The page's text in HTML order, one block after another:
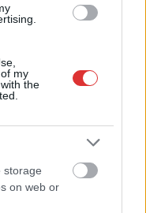
my
the
storage
on web or